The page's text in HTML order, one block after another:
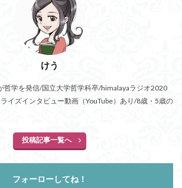
けう
哲学を発信/国立大学哲学科卒/himalayaラジオ2020
イズインタビュー動画（YouTube）あり/8歳・5歳の
投稿記事一覧へ
フォーローしてね！